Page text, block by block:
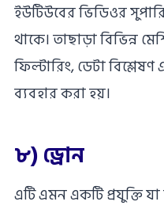
ইউটিউবের ভিডিওর
থাকে। তাছাড়া বিভিন্ন
ফিল্টারিং, ডেটা
ব্যবহার করা হয়।
৮) ড্রোন
এটি এমন একটি প্রযুক্তি